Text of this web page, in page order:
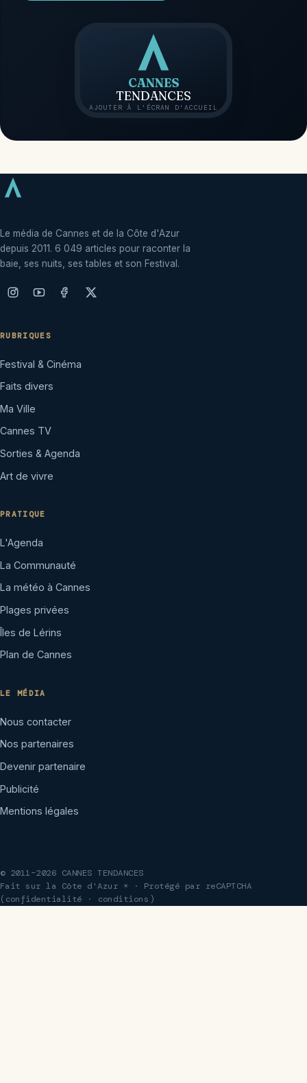
CANNES
TENDANCES
AJOUTER À L'ÉCRAN D'ACCUEIL
Le média de Cannes et de la Côte d'Azur
depuis 2011. 6 049 articles pour raconter la
baie, ses nuits, ses tables et son Festival.
RUBRIQUES
Festival & Cinéma
Faits divers
Ma Ville
Cannes TV
Sorties & Agenda
Art de vivre
PRATIQUE
L'Agenda
La Communauté
La météo à Cannes
Plages privées
Îles de Lérins
Plan de Cannes
LE MÉDIA
Nous contacter
Nos partenaires
Devenir partenaire
Publicité
Mentions légales
© 2011–2026 CANNES TENDANCES
Fait sur la Côte d'Azur ☀ · Protégé par reCAPTCHA
( confidentialité · conditions )